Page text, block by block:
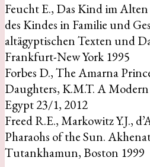
Feucht E., Das Kind im
des Kindes in Familie und
altägyptischen Texten und
Frankfurt-New York 1995
Forbes D., The Amarna
Daughters, K.M.T. A
Egypt 23/1, 2012
Freed R.E., Markowitz Y.J.,
Pharaohs of the Sun.
Tutankhamun, Boston 1999